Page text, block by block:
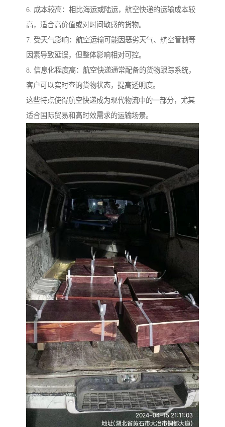
6. 成本较高：相比海运或陆运，航空快递的运输成本较
高，适合高价值或对时间敏感的货物。
7. 受天气影响：航空运输可能因恶劣天气、航空管制等
因素导致延误，但整体影响相对可控。
8. 信息化程度高：航空快递通常配备的货物跟踪系统，
客户可以实时查询货物状态，提高透明度。
这些特点使得航空快递成为现代物流中的一部分，尤其
适合国际贸易和高时效需求的运输场景。